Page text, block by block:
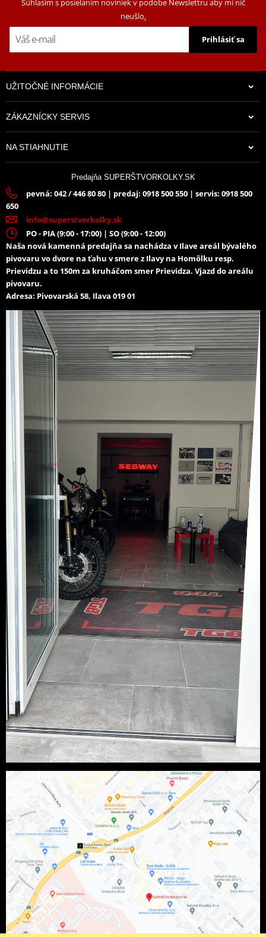
Súhlasím s posielaním noviniek v podobe Newslettru aby mi nič
neušlo.
Prihlásiť sa
UŽITOČNÉ INFORMÁCIE
ZÁKAZNÍCKY SERVIS
NA STIAHNUTIE
Predajňa SUPERŠTVORKOLKY.SK
pevná: 042 / 446 80 80 | predaj: 0918 500 550 | servis: 0918 500
650
info@superstvorkolky.sk
PO - PIA (9:00 - 17:00) | SO (9:00 - 12:00)
Naša nová kamenná predajňa sa nachádza v Ilave areál bývalého
pivovaru vo dvore na ťahu v smere z Ilavy na Homôlku resp.
Prievidzu a to 150m za kruháčom smer Prievidza. Vjazd do areálu
pivovaru.
Adresa: Pivovarská 58, Ilava 019 01